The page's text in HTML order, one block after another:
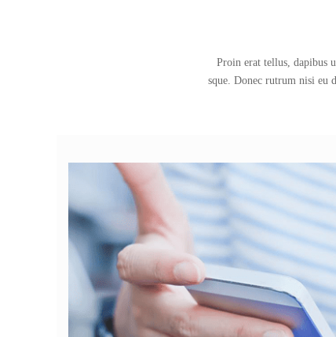
Proin erat tellus, dapibus
sque. Donec rutrum nisi eu